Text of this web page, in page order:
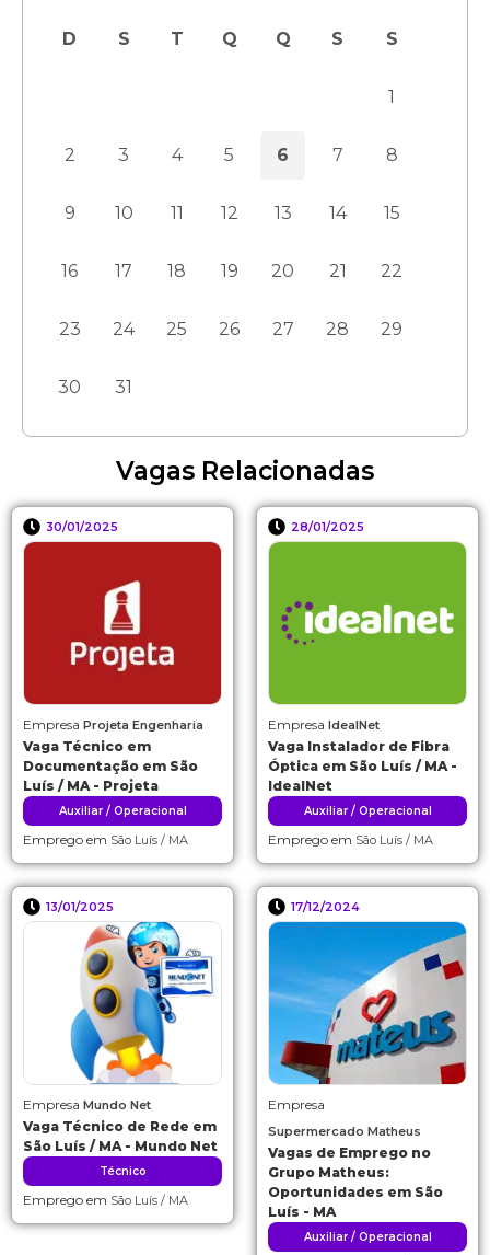
D S T Q Q S S
1
2 3 4 5 6 7 8
9 10 11 12 13 14 15
16 17 18 19 20 21 22
23 24 25 26 27 28 29
30 31
Vagas Relacionadas
30/01/2025
Empresa Projeta Engenharia
Vaga Técnico em
Documentação em São
Luís / MA - Projeta
Auxiliar / Operacional
Emprego em São Luís / MA
28/01/2025
Empresa IdealNet
Vaga Instalador de Fibra
Óptica em São Luís / MA -
IdealNet
Auxiliar / Operacional
Emprego em São Luís / MA
13/01/2025
Empresa Mundo Net
Vaga Técnico de Rede em
São Luís / MA - Mundo Net
Técnico
Emprego em São Luís / MA
17/12/2024
Empresa
Supermercado Matheus
Vagas de Emprego no
Grupo Matheus:
Oportunidades em São
Luís - MA
Auxiliar / Operacional